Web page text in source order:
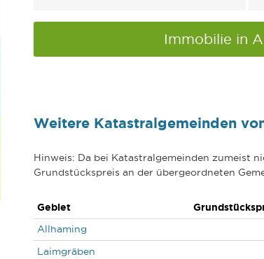
Immobilie in
Weitere Katastralgemeinden
Hinweis: Da bei Katastralgemeinden zumeist
Grundstückspreis an der übergeordneten
Gebiet
Allhaming
Laimgräben